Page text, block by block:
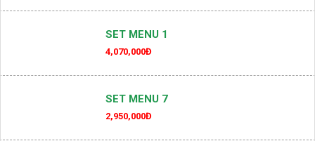
SET MENU 1
4,070,000Đ
SET MENU 7
2,950,000Đ